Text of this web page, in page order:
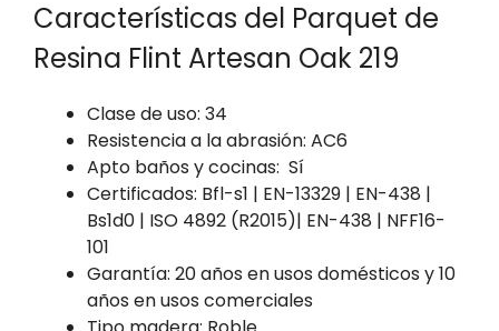
Características del Parquet de
Resina Flint Artesan Oak 219
Clase de uso: 34
Resistencia a la abrasión: AC6
Apto baños y cocinas: Sí
Certificados: Bfl-s1 | EN-13329 | EN-438 |
Bs1d0 | ISO 4892 (R2015)| EN-438 | NFF16-
101
Garantía: 20 años en usos domésticos y 10
años en usos comerciales